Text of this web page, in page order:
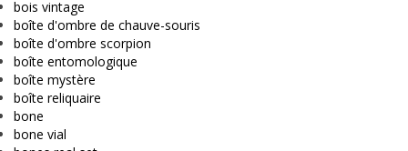
bois vintage
boîte d'ombre de chauve-souris
boîte d'ombre scorpion
boîte entomologique
boîte mystère
boîte reliquaire
bone
bone vial